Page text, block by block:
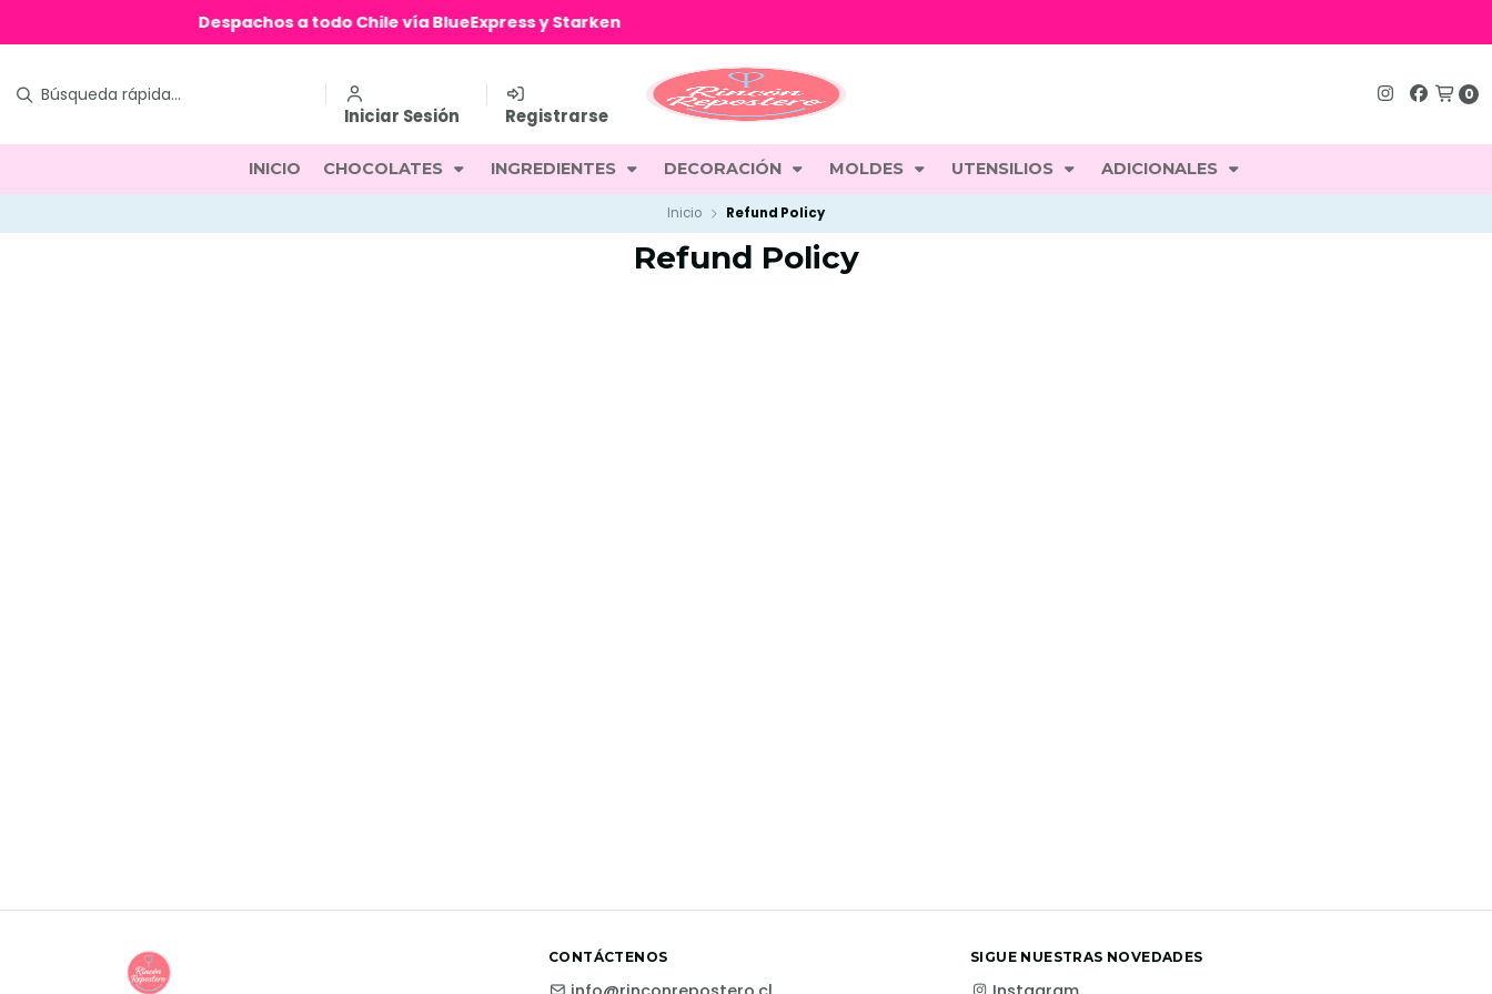
Iniciar Sesión Registrarse
0
INICIO CHOCOLATES INGREDIENTES DECORACIÓN MOLDES UTENSILIOS ADICIONALES
Despachos a todo Chile vía BlueExpress y Starken
Inicio Refund Policy
Refund Policy
CONTÁCTENOS SIGUE NUESTRAS NOVEDADES